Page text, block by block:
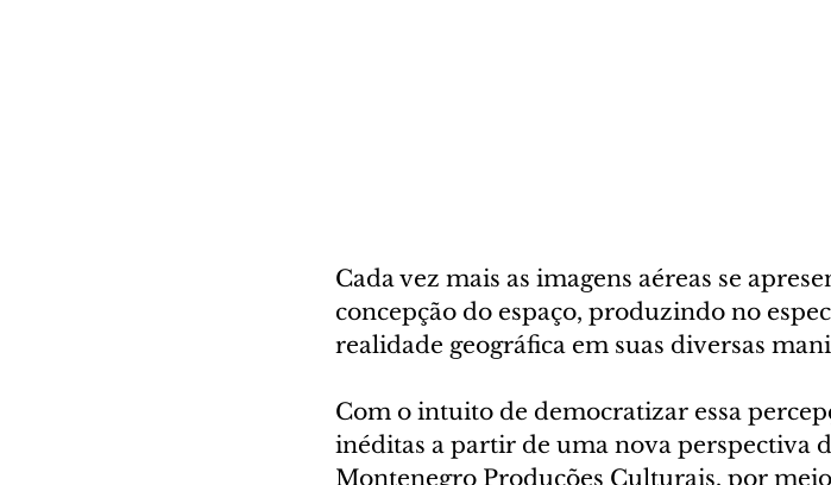
Cada vez mais as imagens aéreas se
concepção do espaço, produzindo no
realidade geográfica em suas diversas
Com o intuito de democratizar essa
inéditas a partir de uma nova perspectiva
Montenegro Produções Culturais, por